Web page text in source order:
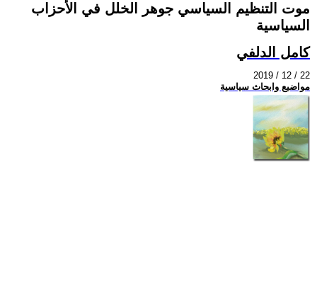
موت التنظيم السياسي جوهر الخلل في الأحزاب
السياسية
كامل الدلفي
2019 / 12 / 22
مواضيع وابحاث سياسية